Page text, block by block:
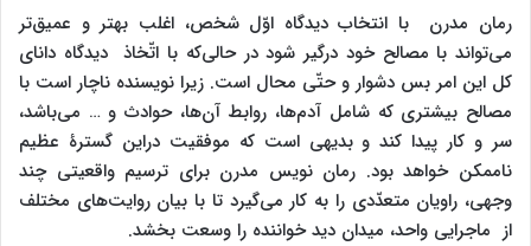
رمان مدرن با انتخاب دیدگاه اوّل شخص، اغلب بهتر و عمیق‌تر
می‌تواند با مصالح خود درگیر شود در حالی‌که با اتّخاذ دیدگاه دانای
کل این امر بس دشوار و حتّی محال است. زیرا نویسنده ناچار است با
مصالح بیشتری که شامل آدم‌ها، روابط آن‌ها، حوادث و … می‌باشد،
سر و کار پیدا کند و بدیهی است که موفقیت دراین گسترۀ عظیم
ناممکن خواهد بود. رمان نویس مدرن برای ترسیم واقعیتی چند
وجهی، راویان متعدّدی را به کار می‌گیرد تا با بیان روایت‌های مختلف
از ماجرایی واحد، میدان دید خواننده را وسعت بخشد.